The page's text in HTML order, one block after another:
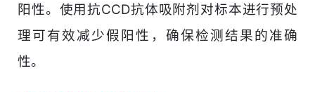
阳性。使用抗CCD抗体吸附剂对标本进行预处
理可有效减少假阳性，确保检测结果的准确
性。